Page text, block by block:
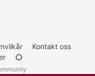
Kontakt oss